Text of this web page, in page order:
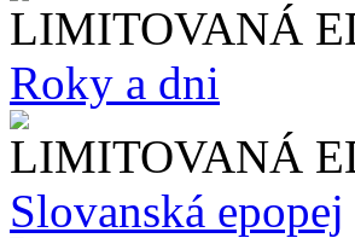
LIMITOVANÁ
Roky a dni
LIMITOVANÁ
Slo​vanská epopej